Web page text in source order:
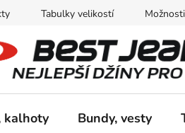
Tabulky velikostí
kalhoty Bundy, vesty